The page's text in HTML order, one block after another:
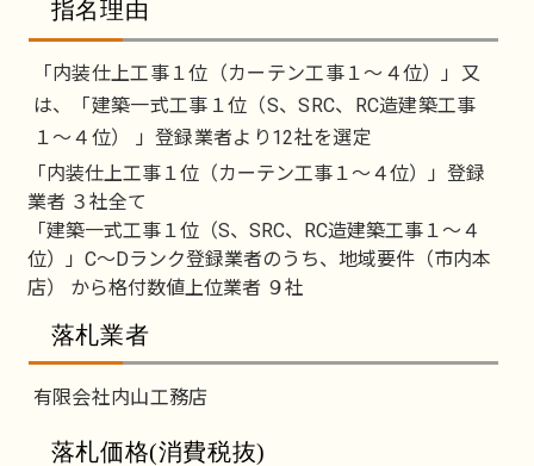
指名理由
「内装仕上工事１位（カーテン工事１～４位）」又
は、「建築一式工事１位（S、SRC、RC造建築工事
１～４位） 」登録業者より12社を選定
「内装仕上工事１位（カーテン工事１～４位）」登録
業者 ３社全て
「建築一式工事１位（S、SRC、RC造建築工事１～４
位）」C～Dランク登録業者のうち、地域要件（市内本
店） から格付数値上位業者 ９社
落札業者
有限会社内山工務店
落札価格(消費税抜)